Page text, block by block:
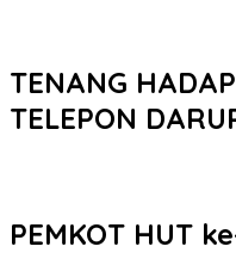
TENANG
TELEPON
PEMKOT HUT